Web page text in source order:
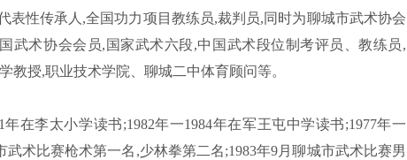
表性传承人,全国功力项目教练员,裁判员,同时为聊城市武术协会
武术协会会员,国家武术六段,中国武术段位制考评员、教练员,
教授,职业技术学院、聊城二中体育顾问等。
李太小学读书;1982年一1984年在军王屯中学读书;1977年一
术比赛枪术第一名,少林拳第二名;1983年9月聊城市武术比赛男